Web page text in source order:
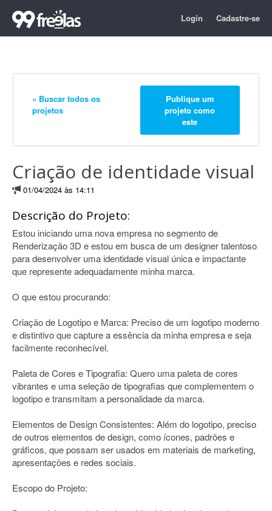
Login Cadastre-se
« Buscar todos os
projetos
Publique um
projeto como
este
Criação de identidade visual
01/04/2024 às 14:11
Descrição do Projeto:
Estou iniciando uma nova empresa no segmento de
Renderização 3D e estou em busca de um designer talentoso
para desenvolver uma identidade visual única e impactante
que represente adequadamente minha marca.
O que estou procurando:
Criação de Logotipo e Marca: Preciso de um logotipo moderno
e distintivo que capture a essência da minha empresa e seja
facilmente reconhecível.
Paleta de Cores e Tipografia: Quero uma paleta de cores
vibrantes e uma seleção de tipografias que complementem o
logotipo e transmitam a personalidade da marca.
Elementos de Design Consistentes: Além do logotipo, preciso
de outros elementos de design, como ícones, padrões e
gráficos, que possam ser usados em materiais de marketing,
apresentações e redes sociais.
Escopo do Projeto: